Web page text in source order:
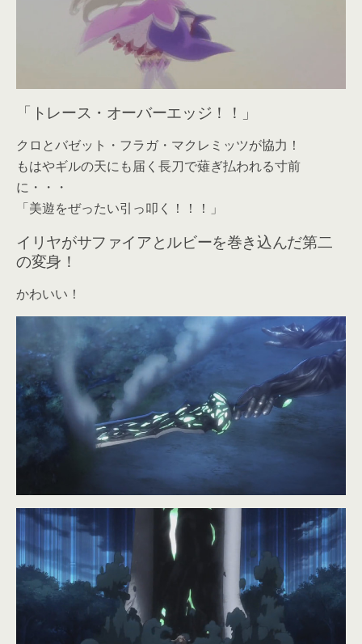
「トレース・オーバーエッジ！！」
クロとバゼット・フラガ・マクレミッツが協力！
もはやギルの天にも届く長刀で薙ぎ払われる寸前
に・・・
「美遊をぜったい引っ叩く！！！」
イリヤがサファイアとルビーを巻き込んだ第二
の変身！
かわいい！